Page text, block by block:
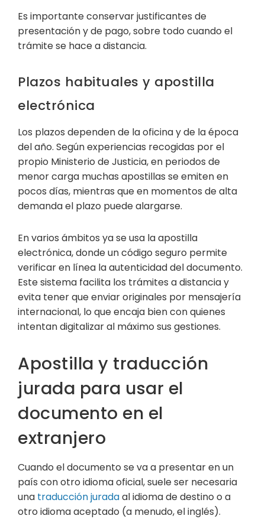
Es importante conservar justificantes de
presentación y de pago, sobre todo cuando el
trámite se hace a distancia.
Plazos habituales y apostilla
electrónica
Los plazos dependen de la oficina y de la época
del año. Según experiencias recogidas por el
propio Ministerio de Justicia, en periodos de
menor carga muchas apostillas se emiten en
pocos días, mientras que en momentos de alta
demanda el plazo puede alargarse.
En varios ámbitos ya se usa la apostilla
electrónica, donde un código seguro permite
verificar en línea la autenticidad del documento.
Este sistema facilita los trámites a distancia y
evita tener que enviar originales por mensajería
internacional, lo que encaja bien con quienes
intentan digitalizar al máximo sus gestiones.
Apostilla y traducción
jurada para usar el
documento en el
extranjero
Cuando el documento se va a presentar en un
país con otro idioma oficial, suele ser necesaria
una traducción juradaal idioma de destino o a
otro idioma aceptado (a menudo, el inglés).